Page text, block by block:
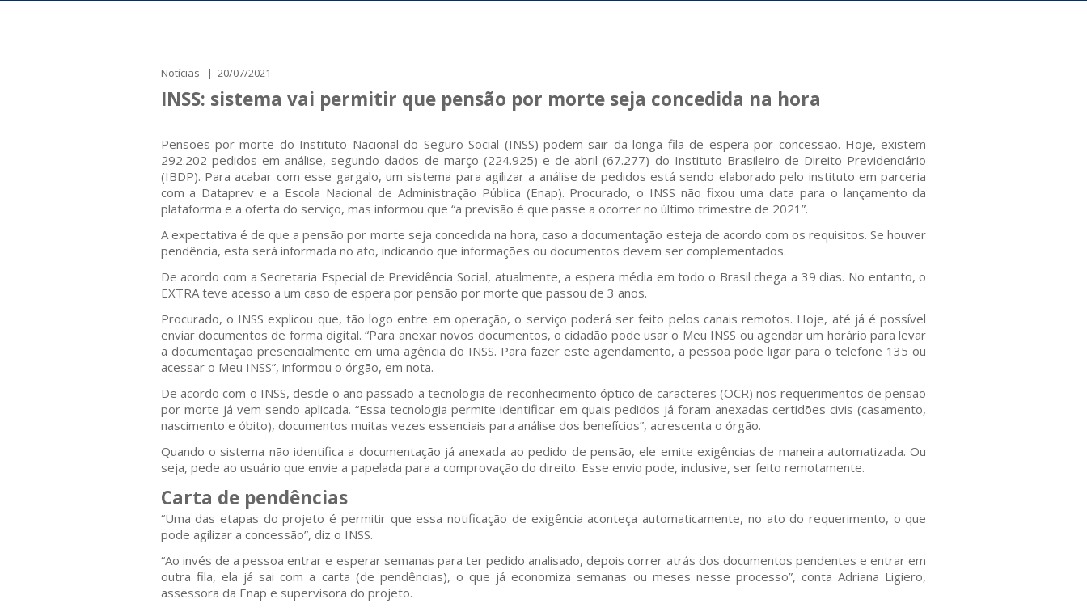
Notícias | 20/07/2021
INSS: sistema vai permitir que pensão por morte seja concedida na hora
Pensões por morte do Instituto Nacional do Seguro Social (INSS) podem sair da longa fila de espera por concessão. Hoje, existem
292.202 pedidos em análise, segundo dados de março (224.925) e de abril (67.277) do Instituto Brasileiro de Direito Previdenciário
(IBDP). Para acabar com esse gargalo, um sistema para agilizar a análise de pedidos está sendo elaborado pelo instituto em parceria
com a Dataprev e a Escola Nacional de Administração Pública (Enap). Procurado, o INSS não fixou uma data para o lançamento da
plataforma e a oferta do serviço, mas informou que “a previsão é que passe a ocorrer no último trimestre de 2021”.
A expectativa é de que a pensão por morte seja concedida na hora, caso a documentação esteja de acordo com os requisitos. Se houver
pendência, esta será informada no ato, indicando que informações ou documentos devem ser complementados.
De acordo com a Secretaria Especial de Previdência Social, atualmente, a espera média em todo o Brasil chega a 39 dias. No entanto, o
EXTRA teve acesso a um caso de espera por pensão por morte que passou de 3 anos.
Procurado, o INSS explicou que, tão logo entre em operação, o serviço poderá ser feito pelos canais remotos. Hoje, até já é possível
enviar documentos de forma digital. “Para anexar novos documentos, o cidadão pode usar o Meu INSS ou agendar um horário para levar
a documentação presencialmente em uma agência do INSS. Para fazer este agendamento, a pessoa pode ligar para o telefone 135 ou
acessar o Meu INSS”, informou o órgão, em nota.
De acordo com o INSS, desde o ano passado a tecnologia de reconhecimento óptico de caracteres (OCR) nos requerimentos de pensão
por morte já vem sendo aplicada. “Essa tecnologia permite identificar em quais pedidos já foram anexadas certidões civis (casamento,
nascimento e óbito), documentos muitas vezes essenciais para análise dos benefícios”, acrescenta o órgão.
Quando o sistema não identifica a documentação já anexada ao pedido de pensão, ele emite exigências de maneira automatizada. Ou
seja, pede ao usuário que envie a papelada para a comprovação do direito. Esse envio pode, inclusive, ser feito remotamente.
Carta de pendências
“Uma das etapas do projeto é permitir que essa notificação de exigência aconteça automaticamente, no ato do requerimento, o que
pode agilizar a concessão”, diz o INSS.
“Ao invés de a pessoa entrar e esperar semanas para ter pedido analisado, depois correr atrás dos documentos pendentes e entrar em
outra fila, ela já sai com a carta (de pendências), o que já economiza semanas ou meses nesse processo”, conta Adriana Ligiero,
assessora da Enap e supervisora do projeto.